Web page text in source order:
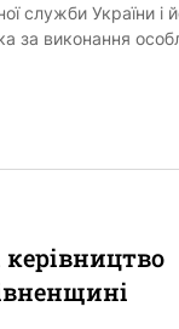
служби України і
за виконання